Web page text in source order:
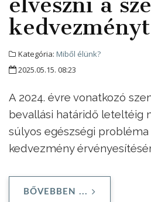
Kategória: Miből élünk?
2025.05.15. 08:23
A 2024. évre vonatkozó
bevallási határidő leteltéig
súlyos egészségi
kedvezmény
BŐVEBBEN ...